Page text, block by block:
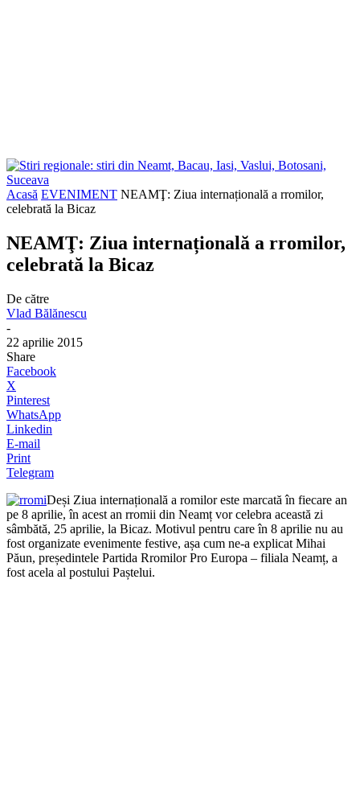
Acasă EVENIMENT NEAMŢ: Ziua internațională a rromilor,
celebrată la Bicaz
NEAMŢ: Ziua internațională a rromilor,
celebrată la Bicaz
De către
Vlad Bălănescu
-
22 aprilie 2015
Share
Facebook
X
Pinterest
WhatsApp
Linkedin
E-mail
Print
Telegram
Deși Ziua internațională a romilor este marcată în fiecare an
pe 8 aprilie, în acest an rromii din Neamț vor celebra această zi
sâmbătă, 25 aprilie, la Bicaz. Motivul pentru care în 8 aprilie nu au
fost organizate evenimente festive, așa cum ne-a explicat Mihai
Păun, președintele Partida Rromilor Pro Europa – filiala Neamț, a
fost acela al postului Paștelui.